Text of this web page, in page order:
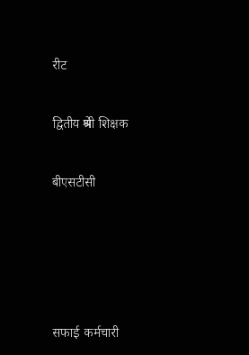
रीट
द्वितीय श्रेणी शिक्षक
बीएसटीसी
सफाई कर्मचारी